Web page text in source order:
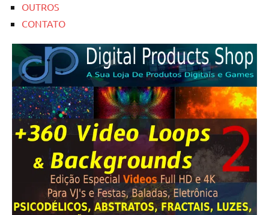
OUTROS
CONTATO